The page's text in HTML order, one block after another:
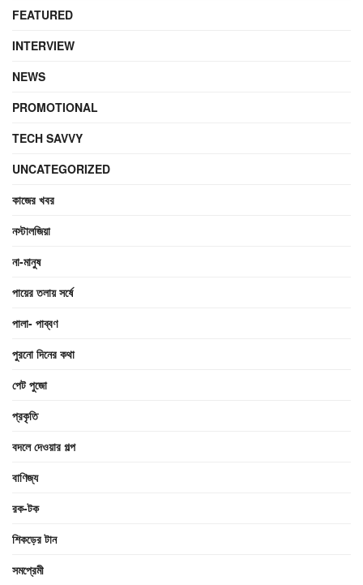
FEATURED
INTERVIEW
NEWS
PROMOTIONAL
TECH SAVVY
UNCATEGORIZED
কাজের খবর
নস্টালজিয়া
না-মানুষ
পায়ের তলায় সর্ষে
পালা- পাব্বণ
পুরনো দিনের কথা
পেট পুজো
প্রকৃতি
বদলে দেওয়ার গল্প
বাণিজ্য
রক-টক
শিকড়ের টান
সমপ্রেমী